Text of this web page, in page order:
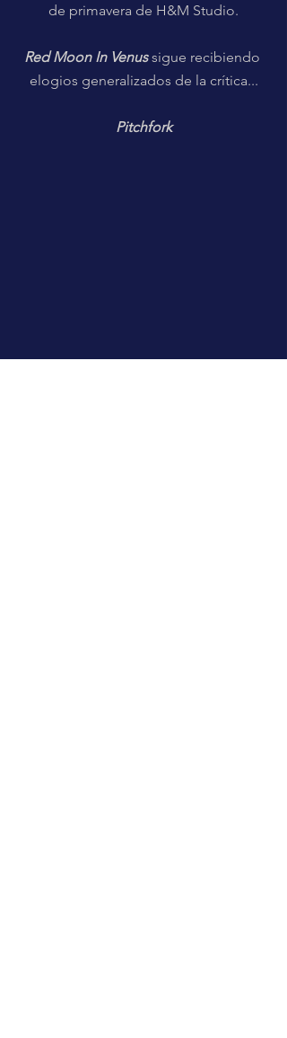
de primavera de H&M Studio.
Red Moon In Venus sigue recibiendo
elogios generalizados de la crítica...
Pitchfork